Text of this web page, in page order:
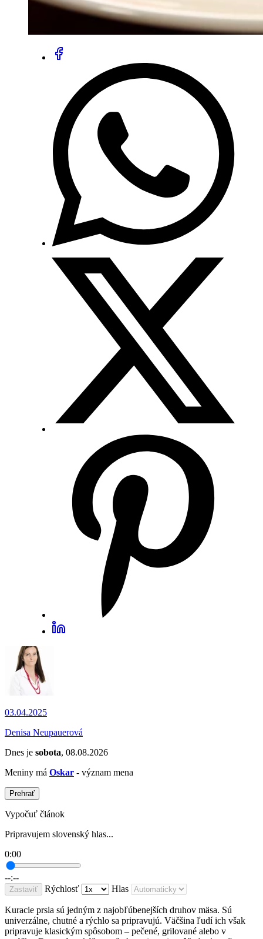
03.04.2025
Denisa Neupauerová
Dnes je sobota, 08.08.2026
Meniny má Oskar - význam mena
Prehrať
Vypočuť článok
Pripravujem slovenský hlas...
0:00
--:--
Zastaviť Rýchlosť Hlas
Kuracie prsia sú jedným z najobľúbenejších druhov mäsa. Sú
univerzálne, chutné a rýchlo sa pripravujú. Väčšina ľudí ich však
pripravuje klasickým spôsobom – pečené, grilované alebo v